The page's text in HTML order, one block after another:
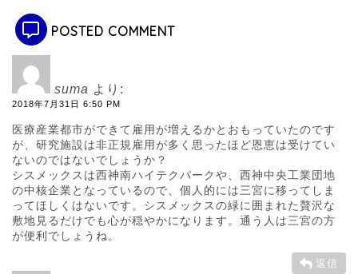
POSTED COMMENT
suma より:
2018年7月31日 6:50 PM
医療産業都市ができて雇用が増えるかとおもっていたのです
が、研究施設は非正規雇用が多く思ったほど恩恵は受けてい
ないのではないでしょうか？
シスメックスは西神南ハイテクパークや、西神中央工業団地
の中核企業となっているので、個人的には三宮に移ってしま
ってほしくはないです。シスメックスの緑に囲まれた贅沢な
敷地見るだけでも心が穏やかになります。通う人は三宮の方
が便利でしょうね。
返信